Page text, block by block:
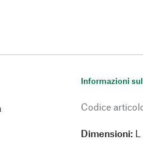
Informazioni
Codice
Dimensioni: L